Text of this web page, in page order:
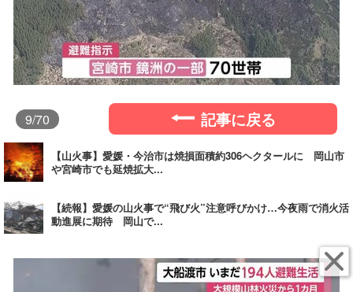
9/70 記事に戻る
【山火事】愛媛・今治市は焼損面積約306ヘクタールに 岡山市
や宮崎市でも延焼拡大...
【続報】愛媛の山火事で“飛び火”注意呼びかけ…今夜雨で消火活
動進展に期待 岡山で...